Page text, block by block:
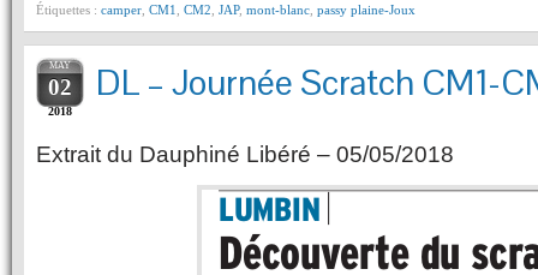
Étiquettes : camper CM1 CM2 JAP, mont-blanc passy plaine-Joux
MAY
02
2018
DL – Journée Scratch CM1-
Extrait du Dauphiné Libéré – 05/05/2018